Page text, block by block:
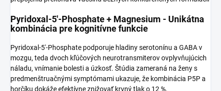
Pyridoxal-5'-Phosphate + Magnesium - Unikátna
kombinácia pre kognitívne funkcie
Pyridoxal-5'-Phosphate podporuje hladiny serotonínu a GABA v
mozgu, teda dvoch kľúčových neurotransmiterov ovplyvňujúcich
náladu, vnímanie bolesti a úzkosť. Štúdia zameraná na ženy s
predmenštruačnými symptómami ukazuje, že kombinácia P5P a
horčíku dokáže efektívne znižovať krvný tlak o 12 %,